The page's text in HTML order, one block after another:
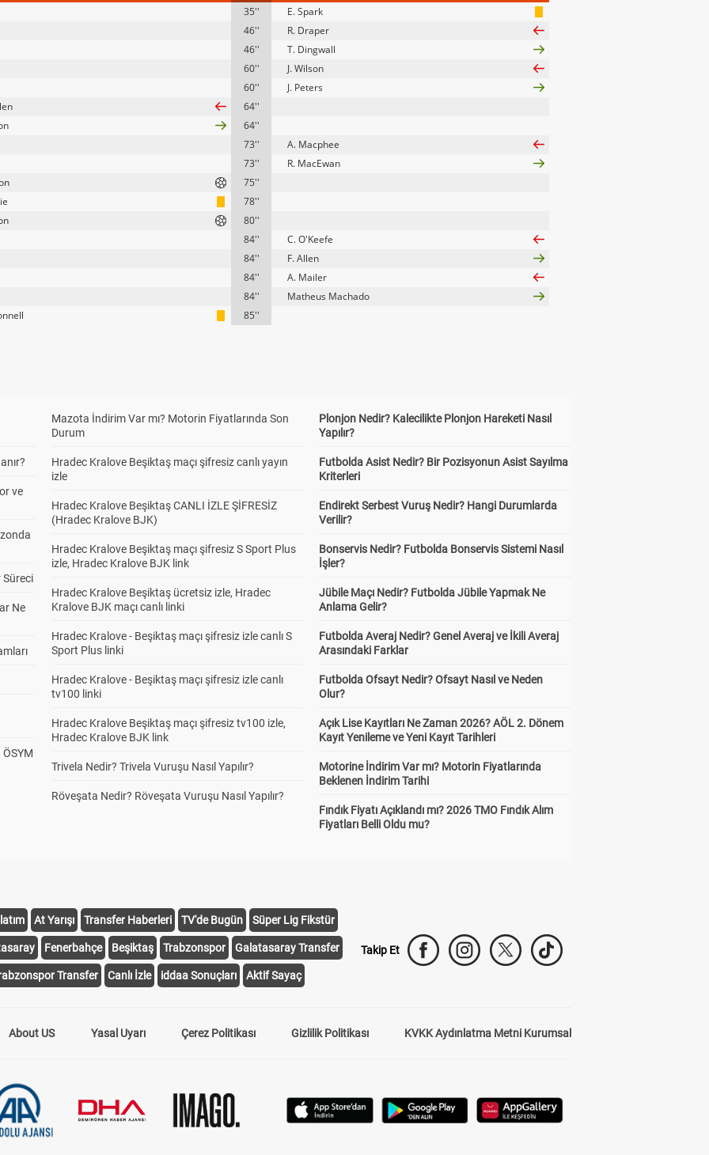
35''
E. Spark
46''
R. Draper
46''
T. Dingwall
60''
J. Wilson
60''
J. Peters
64''
64''
73''
A. Macphee
73''
R. MacEwan
75''
78''
80''
84''
C. O'Keefe
84''
F. Allen
84''
A. Mailer
84''
Matheus Machado
85''
ve
Süreci
Ne
Mazota İndirim Var mı? Motorin Fiyatlarında Son
Durum
Hradec Kralove Beşiktaş maçı şifresiz canlı yayın
izle
Hradec Kralove Beşiktaş CANLI İZLE ŞİFRESİZ
(Hradec Kralove BJK)
Hradec Kralove Beşiktaş maçı şifresiz S Sport Plus
izle, Hradec Kralove BJK link
Hradec Kralove Beşiktaş ücretsiz izle, Hradec
Kralove BJK maçı canlı linki
Hradec Kralove - Beşiktaş maçı şifresiz izle canlı S
Sport Plus linki
Hradec Kralove - Beşiktaş maçı şifresiz izle canlı
tv100 linki
Hradec Kralove Beşiktaş maçı şifresiz tv100 izle,
Hradec Kralove BJK link
Trivela Nedir? Trivela Vuruşu Nasıl Yapılır?
Röveşata Nedir? Röveşata Vuruşu Nasıl Yapılır?
Plonjon Nedir? Kalecilikte Plonjon Hareketi Nasıl
Yapılır?
Futbolda Asist Nedir? Bir Pozisyonun Asist Sayılma
Kriterleri
Endirekt Serbest Vuruş Nedir? Hangi Durumlarda
Verilir?
Bonservis Nedir? Futbolda Bonservis Sistemi Nasıl
İşler?
Jübile Maçı Nedir? Futbolda Jübile Yapmak Ne
Anlama Gelir?
Futbolda Averaj Nedir? Genel Averaj ve İkili Averaj
Arasındaki Farklar
Futbolda Ofsayt Nedir? Ofsayt Nasıl ve Neden
Olur?
Açık Lise Kayıtları Ne Zaman 2026? AÖL 2. Dönem
Kayıt Yenileme ve Yeni Kayıt Tarihleri
Motorine İndirim Var mı? Motorin Fiyatlarında
Beklenen İndirim Tarihi
Fındık Fiyatı Açıklandı mı? 2026 TMO Fındık Alım
Fiyatları Belli Oldu mu?
At Yarışı Transfer Haberleri TV'de Bugün Süper Lig Fikstür
Fenerbahçe Beşiktaş Trabzonspor Galatasaray Transfer
Transfer Canlı İzle iddaa Sonuçları Aktif Sayaç
Takip Et
About US Yasal Uyarı Çerez Politikası Gizlilik Politikası KVKK Aydınlatma Metni Kurumsal